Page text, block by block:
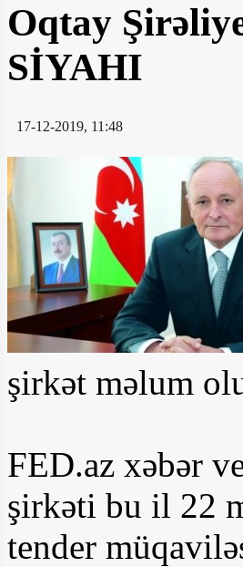
Oqtay
SİYAHI
17-12-2019, 11:48
şirkət məlum
FED.az xəbər
şirkəti bu il 22
tender